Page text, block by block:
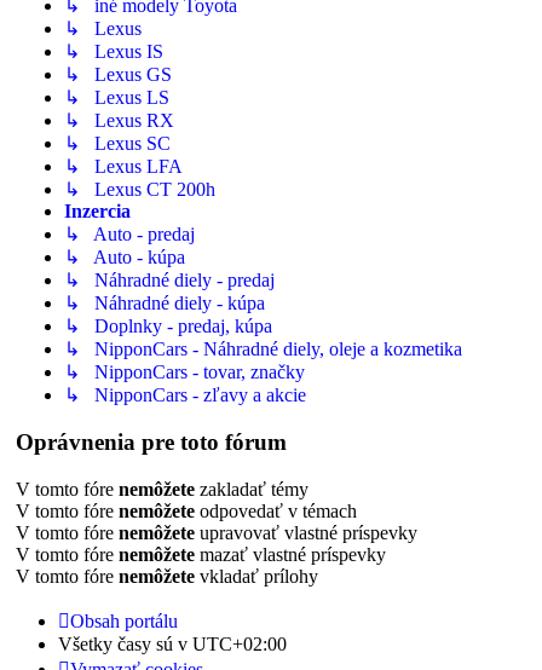
↳ iné modely Toyota
↳ Lexus
↳ Lexus IS
↳ Lexus GS
↳ Lexus LS
↳ Lexus RX
↳ Lexus SC
↳ Lexus LFA
↳ Lexus CT 200h
Inzercia
↳ Auto - predaj
↳ Auto - kúpa
↳ Náhradné diely - predaj
↳ Náhradné diely - kúpa
↳ Doplnky - predaj, kúpa
↳ NipponCars - Náhradné diely, oleje a kozmetika
↳ NipponCars - tovar, značky
↳ NipponCars - zľavy a akcie
Oprávnenia pre toto fórum
V tomto fóre nemôžete zakladať témy
V tomto fóre nemôžete odpovedať v témach
V tomto fóre nemôžete upravovať vlastné príspevky
V tomto fóre nemôžete mazať vlastné príspevky
V tomto fóre nemôžete vkladať prílohy
Obsah portálu
Všetky časy sú v UTC+02:00